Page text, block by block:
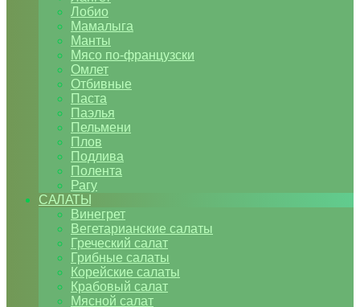
Лобио
Мамалыга
Манты
Мясо по-французски
Омлет
Отбивные
Паста
Паэлья
Пельмени
Плов
Подлива
Полента
Рагу
САЛАТЫ
Винегрет
Вегетарианские салаты
Греческий салат
Грибные салаты
Корейские салаты
Крабовый салат
Мясной салат